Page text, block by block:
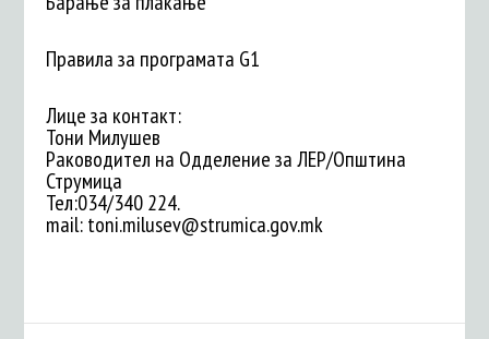
Правила за програмата G1
Лице за контакт:
Тони Милушев
Раководител на Одделение за ЛЕР/Општина
Струмица
Тел:034/340 224.
mail:toni.milusev@strumica.gov.mk